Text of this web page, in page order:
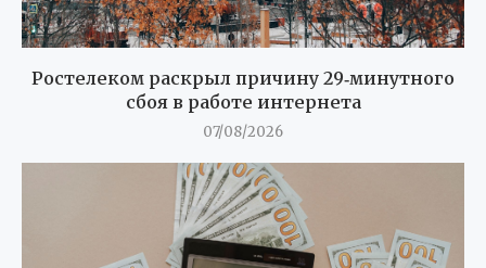
Ростелеком раскрыл причину 29‑минутного
сбоя в работе интернета
07/08/2026